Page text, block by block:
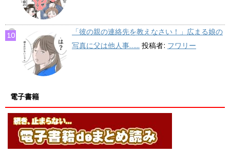
「彼の親の連絡先を教えなさい！」広まる娘の
写真に父は他人事…... 投稿者: フワリー
電子書籍